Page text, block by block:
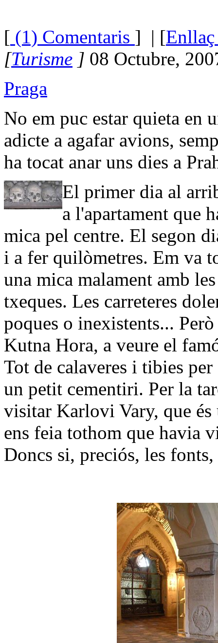
[ (1) Comentaris ] | [Enllaç
[Turisme ] 08 Octubre,
Praga
No em puc estar quieta en
adicte a agafar avions,
ha tocat anar uns dies a
El primer dia al
a l'apartament que
mica pel centre. El segon
i a fer quilòmetres. Em va
una mica malament amb
txeques. Les carreteres
poques o inexistents...
Kutna Hora, a veure el
Tot de calaveres i tibies
un petit cementiri. Per la
visitar Karlovi Vary, que és
ens feia tothom que havia
Doncs si, preciós, les